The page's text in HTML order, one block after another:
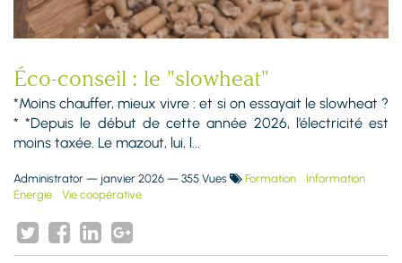
Éco-conseil : le "slowheat"
*Moins chauffer, mieux vivre : et si on essayait le slowheat ?
* *Depuis le début de cette année 2026, l’électricité est
moins taxée. Le mazout, lui, l...
Administrator — janvier 2026 — 355 Vues Formation
Information
Énergie
Vie coopérative